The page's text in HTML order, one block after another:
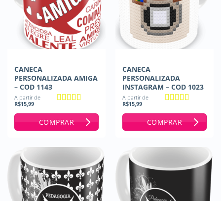
CANECA
PERSONALIZADA AMIGA
– COD 1143
A partir de
R$15,99
COMPRAR
CANECA
PERSONALIZADA
INSTAGRAM – COD 1023
A partir de
R$15,99
COMPRAR